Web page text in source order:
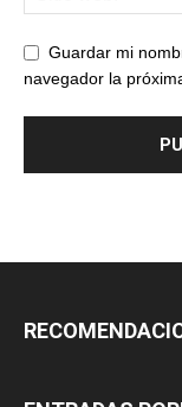
Guardar mi
navegador la